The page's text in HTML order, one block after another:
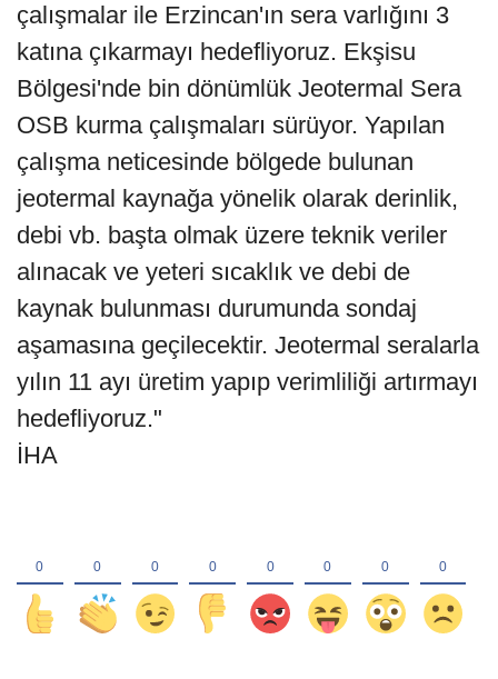
çalışmalar ile Erzincan'ın sera varlığını 3
katına çıkarmayı hedefliyoruz. Ekşisu
Bölgesi'nde bin dönümlük Jeotermal Sera
OSB kurma çalışmaları sürüyor. Yapılan
çalışma neticesinde bölgede bulunan
jeotermal kaynağa yönelik olarak derinlik,
debi vb. başta olmak üzere teknik veriler
alınacak ve yeteri sıcaklık ve debi de
kaynak bulunması durumunda sondaj
aşamasına geçilecektir. Jeotermal seralarla
yılın 11 ayı üretim yapıp verimliliği artırmayı
hedefliyoruz."
İHA